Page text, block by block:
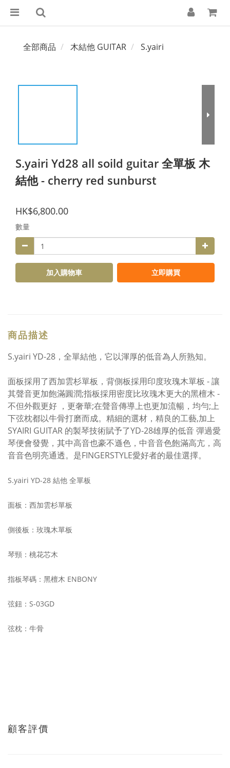
全部商品 木結他 GUITAR S.yairi
S.yairi Yd28 all soild guitar 全單板 木
結他 - cherry red sunburst
HK$6,800.00
數量
加入購物車 立即購買
商品描述
S.yairi YD-28，全單結他，它以渾厚的低音為人所熟知。
面板採用了西加雲杉單板，背側板採用印度玫瑰木單板 - 讓
其聲音更加飽滿圓潤;指板採用密度比玫瑰木更大的黑檀木 -
不但外觀更好 ，更奢華;在聲音傳導上也更加流暢，均勻;上
下弦枕都以牛骨打磨而成。精細的選材，精良的工藝,加上
SYAIRI GUITAR 的製琴技術賦予了YD-28雄厚的低音 彈過愛
琴便會發覺，其中高音也豪不遜色，中音音色飽滿高亢，高
音音色明亮通透。是FINGERSTYLE愛好者的最佳選擇。
S.yairi YD-28 結他 全單板
面板：西加雲杉單板
側後板：玫瑰木單板
琴頸：桃花芯木
指板琴碼：黑檀木 ENBONY
弦鈕：S-03GD
弦枕：牛骨
顧客評價